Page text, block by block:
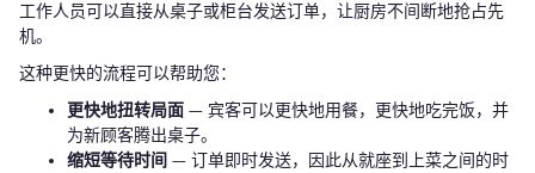
工作人员可以直接从桌子或柜台发送订单，让厨房不间断地抢占先
机。
这种更快的流程可以帮助您：
更快地扭转局面 — 宾客可以更快地用餐，更快地吃完饭，并
为新顾客腾出桌子。
缩短等待时间 — 订单即时发送，因此从就座到上菜之间的时